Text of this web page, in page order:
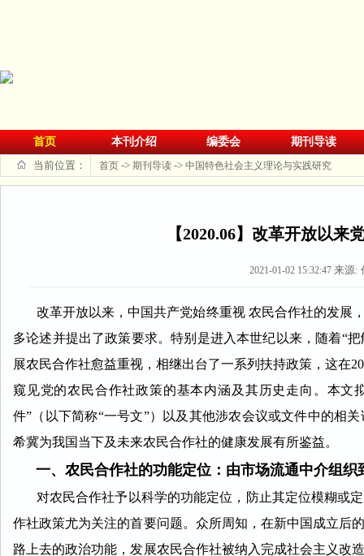
首页 本刊介绍 编委会
期刊导读
当前位置：
首页 -> 期刊导读 -> 中国特色社会主义理论与实践研究
【2020.06】改革开放以
2021-01-02 15:32:47 来源:
改革开放以来，中国共产党始终重视 农民合作社的发展
多论述并提出了政策要求。特别是进入本世纪以来，随着“
展农民合作社愈益重视，相继出台了一系列扶持政策，这在
窥见党的农民合作社政策的基本内涵及其历史走向。本文
件”（以下简称“一号文”）以及其他涉农会议或文件中的相
希冀为我国当下及未来农民合作社的健康发展有所鉴益。
一、农民合作社的功能定位：由市场流通中介组
对农民合作社予以科学的功能定位，防止其定位模糊或
作社政策尤为关注的首要问题。众所周知，在新中国成立后
路上去的政治功能，发展农民合作社被纳入完成社会主义改